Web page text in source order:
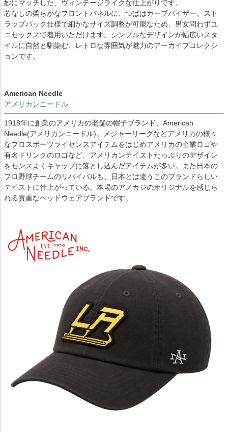
妙にマッチした、ヴィンテージライクな仕上がりです。
芯なしの柔らかなフロントパネルに、つばはカーブバイザー。スト
ラップバック仕様で細かなサイズ調整が可能なため、男女問わずユ
ニセックスで着用いただけます。シンプルなデザインが幅広いスタ
イルに自然と馴染む、レトロな雰囲気が魅力のアーカイブコレクシ
ョンです。
American Needle
アメリカンニードル
1918年に創業のアメリカの老舗の帽子ブランド、American
Needle(アメリカンニードル)。メジャーリーグなどアメリカの様々
なプロスポーツライセンスアイテムをはじめアメリカの企業ロゴや
有名ドリンクのロゴなど、アメリカンテイストたっぷりのデザイン
をセンスよくキャップに落とし込んだアイテムが多い。また日本の
プロ野球チームのリバイバルも、日本とは違うこのブランドらしい
テイストに仕上がっている。本場のアメカジのオリジナルを感じら
れる貴重なヘッドウェアブランドです。